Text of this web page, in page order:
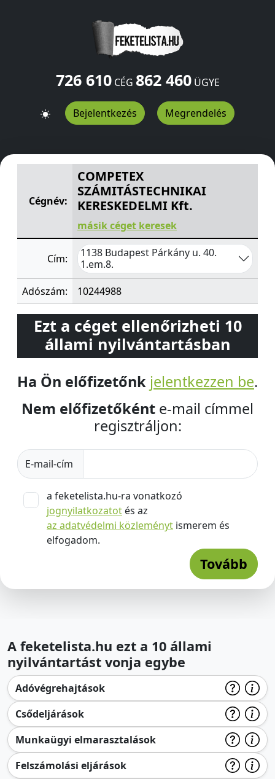
726 610CÉG 862 460ÜGYE
Bejelentkezés Megrendelés
COMPETEX SZÁMITÁSTECHNIKAI KERESKEDELMI Kft.
Cégnév:
COMPETEX
SZÁMITÁSTECHNIKAI
KERESKEDELMI Kft.
másik céget keresek
Cím:
1138 Budapest Párkány u. 40.
1.em.8.
Adószám:
10244988
Ezt a céget ellenőrizheti 10
állami nyilvántartásban
Ha Ön előfizetőnk jelentkezzen be.
Nem előfizetőként e-mail címmel
regisztráljon:
E-mail-cím
a feketelista.hu-ra vonatkozó
jognyilatkozatot és az
az adatvédelmi közleményt ismerem és
elfogadom.
Tovább
A feketelista.hu ezt a 10 állami
nyilvántartást vonja egybe
Adóvégrehajtások
Csődeljárások
Munkaügyi elmarasztalások
Felszámolási eljárások